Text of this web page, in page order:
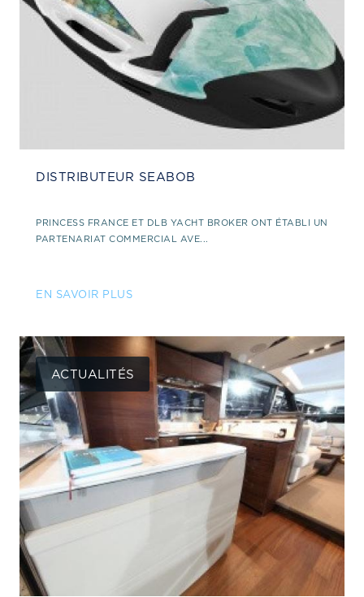
DISTRIBUTEUR SEABOB
PRINCESS FRANCE ET DLB YACHT BROKER ONT ÉTABLI UN
PARTENARIAT COMMERCIAL AVE...
EN SAVOIR PLUS
ACTUALITÉS